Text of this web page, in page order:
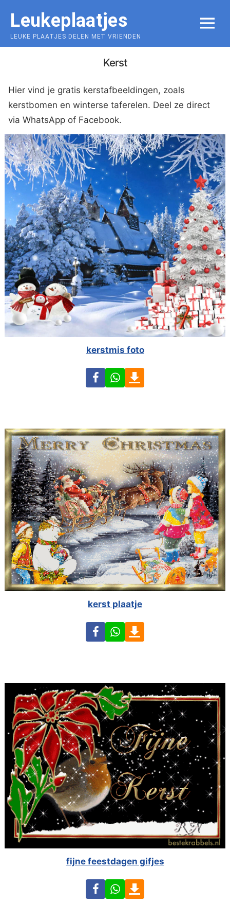
content
Leukeplaatjes
LEUKE PLAATJES DELEN MET VRIENDEN
MENU
Kerst
Hier vind je gratis kerstafbeeldingen, zoals
kerstbomen en winterse taferelen. Deel ze direct
via WhatsApp of Facebook.
kerstmis foto
FacebookWhatsApp
kerst plaatje
FacebookWhatsApp
fijne feestdagen gifjes
FacebookWhatsApp